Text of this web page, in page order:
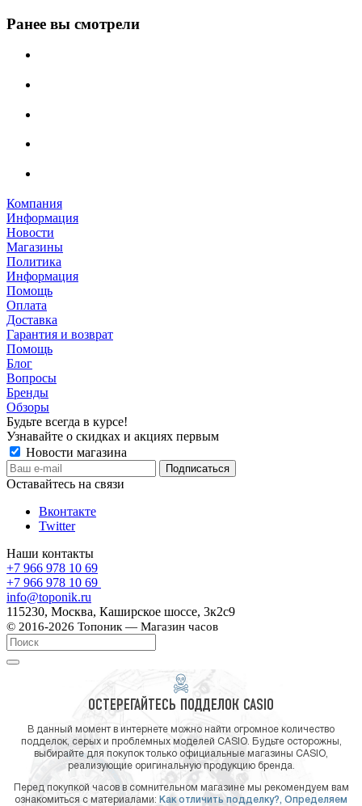
Ранее вы смотрели
Компания
Информация
Новости
Магазины
Политика
Информация
Помощь
Оплата
Доставка
Гарантия и возврат
Помощь
Блог
Вопросы
Бренды
Обзоры
Будьте всегда в курсе!
Узнавайте о скидках и акциях первым
Новости магазина
Оставайтесь на связи
Вконтакте
Twitter
Наши контакты
+7 966 978 10 69
+7 966 978 10 69
info@toponik.ru
115230, Москва, Каширское шоссе, 3к2с9
© 2016-2026 Топоник — Магазин часов
ОСТЕРЕГАЙТЕСЬ ПОДДЕЛОК CASIO
В данный момент в интернете можно найти огромное количество
подделок, серых и проблемных моделей CASIO. Будьте осторожны,
выбирайте для покупок только официальные магазины CASIO,
реализующие оригинальную продукцию бренда.
Перед покупкой часов в сомнительном магазине мы рекомендуем вам
ознакомиться с материалами: Как отличить подделку?, Определяем